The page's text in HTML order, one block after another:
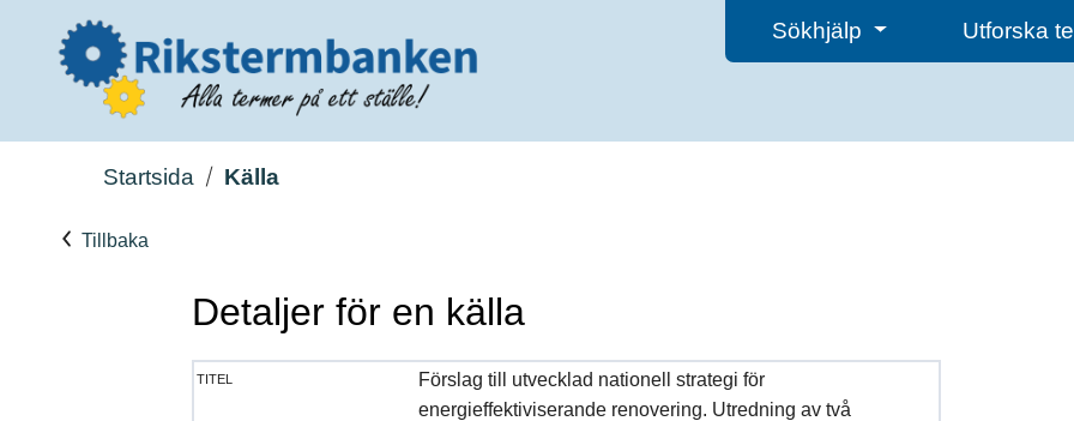
Sökhjälp Utforska
Startsida Källa
Tillbaka
Detaljer för en källa
titel
Förslag till utvecklad nationell strategi för
energieffektiviserande renovering. Utredning av två